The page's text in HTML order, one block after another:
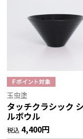
玉虫塗
タッチクラシック
ルボウル
税込 4,400円